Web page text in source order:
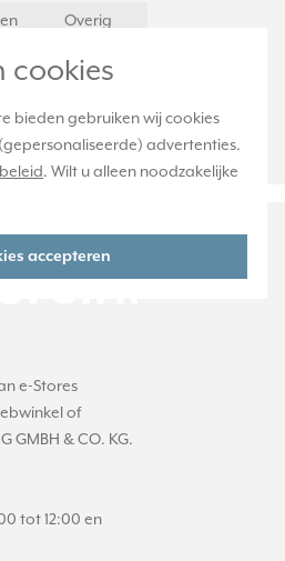
cookies
bieden gebruiken wij cookies
advertenties.
. Wilt u alleen noodzakelijke
accepteren
Overig
Ja
e-Stores
of
GMBH & CO. KG.
tot 12:00 en